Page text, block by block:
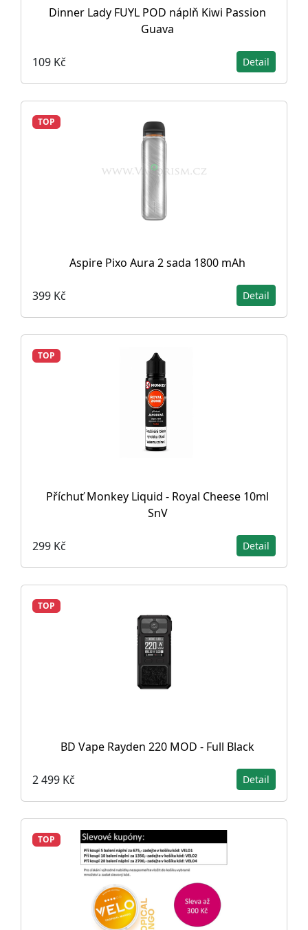
Dinner Lady FUYL POD náplň Kiwi Passion
Guava
109 Kč Detail
TOP
Aspire Pixo Aura 2 sada 1800 mAh
399 Kč Detail
TOP
Příchuť Monkey Liquid - Royal Cheese 10ml
SnV
299 Kč Detail
TOP
BD Vape Rayden 220 MOD - Full Black
2 499 Kč Detail
TOP